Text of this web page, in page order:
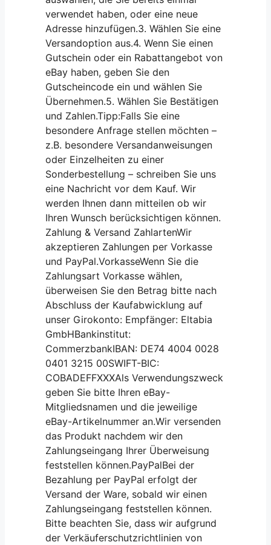
verwendet haben, oder eine neue
Adresse hinzufügen.3. Wählen Sie eine
Versandoption aus.4. Wenn Sie einen
Gutschein oder ein Rabattangebot von
eBay haben, geben Sie den
Gutscheincode ein und wählen Sie
Übernehmen.5. Wählen Sie Bestätigen
und Zahlen.Tipp:Falls Sie eine
besondere Anfrage stellen möchten –
z.B. besondere Versandanweisungen
oder Einzelheiten zu einer
Sonderbestellung – schreiben Sie uns
eine Nachricht vor dem Kauf. Wir
werden Ihnen dann mitteilen ob wir
Ihren Wunsch berücksichtigen können.
Zahlung & Versand ZahlartenWir
akzeptieren Zahlungen per Vorkasse
und PayPal.VorkasseWenn Sie die
Zahlungsart Vorkasse wählen,
überweisen Sie den Betrag bitte nach
Abschluss der Kaufabwicklung auf
unser Girokonto: Empfänger: Eltabia
GmbHBankinstitut:
CommerzbankIBAN: DE74 4004 0028
0401 3215 00SWIFT-BIC:
COBADEFFXXXAls Verwendungszweck
geben Sie bitte Ihren eBay-
Mitgliedsnamen und die jeweilige
eBay-Artikelnummer an.Wir versenden
das Produkt nachdem wir den
Zahlungseingang Ihrer Überweisung
feststellen können.PayPalBei der
Bezahlung per PayPal erfolgt der
Versand der Ware, sobald wir einen
Zahlungseingang feststellen können.
Bitte beachten Sie, dass wir aufgrund
der Verkäuferschutzrichtlinien von